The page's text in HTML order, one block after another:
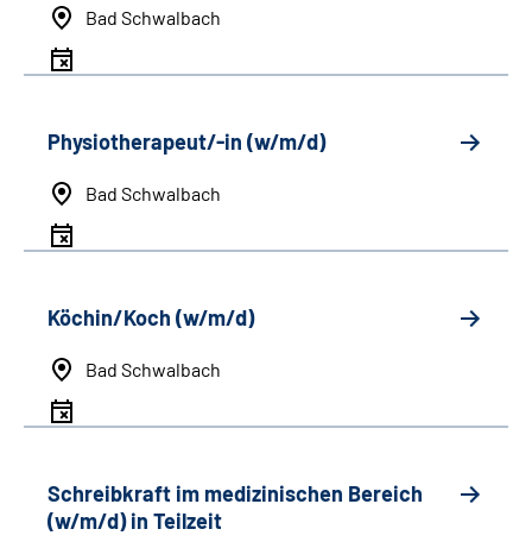
Bad Schwalbach
Physiotherapeut/-in (w/m/d)
Bad Schwalbach
Köchin/Koch (w/m/d)
Bad Schwalbach
Schreibkraft im medizinischen Bereich
(w/m/d) in Teilzeit